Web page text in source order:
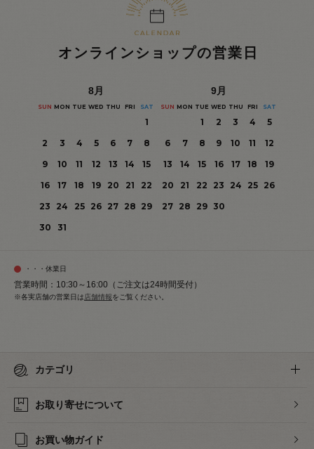
オンラインショップの営業日
8月
SUN MON TUE WED THU FRI SAT
1
2
3 4 5 6 7
8
9
10 11 12 13 14
15
16
17 18 19 20 21
22
23
24 25 26 27 28 29
30
31
9月
SUN MON TUE WED THU FRI SAT
1 2 3 4
5
6
7 8 9 10 11
12
13
14 15 16 17 18
19
20
21 22 23 24 25
26
27 28 29 30
・・・休業日
営業時間：10:30～16:00（ご注文は24時間受付）
※各実店舗の営業日は 店舗情報をご覧ください。
カテゴリ
お取り寄せについて
お買い物ガイド